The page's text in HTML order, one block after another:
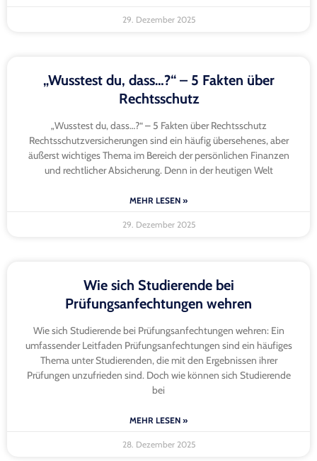
29. Dezember 2025
„Wusstest du, dass…?“ – 5 Fakten über
Rechtsschutz
„Wusstest du, dass…?“ – 5 Fakten über Rechtsschutz
Rechtsschutzversicherungen sind ein häufig übersehenes, aber
äußerst wichtiges Thema im Bereich der persönlichen Finanzen
und rechtlicher Absicherung. Denn in der heutigen Welt
MEHR LESEN »
29. Dezember 2025
Wie sich Studierende bei
Prüfungsanfechtungen wehren
Wie sich Studierende bei Prüfungsanfechtungen wehren: Ein
umfassender Leitfaden Prüfungsanfechtungen sind ein häufiges
Thema unter Studierenden, die mit den Ergebnissen ihrer
Prüfungen unzufrieden sind. Doch wie können sich Studierende
bei
MEHR LESEN »
28. Dezember 2025